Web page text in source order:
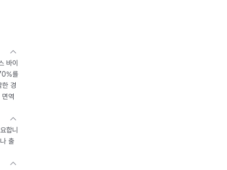
바이
를
한 경
역
합니
출